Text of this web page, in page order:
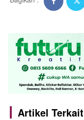
Artikel Terkait